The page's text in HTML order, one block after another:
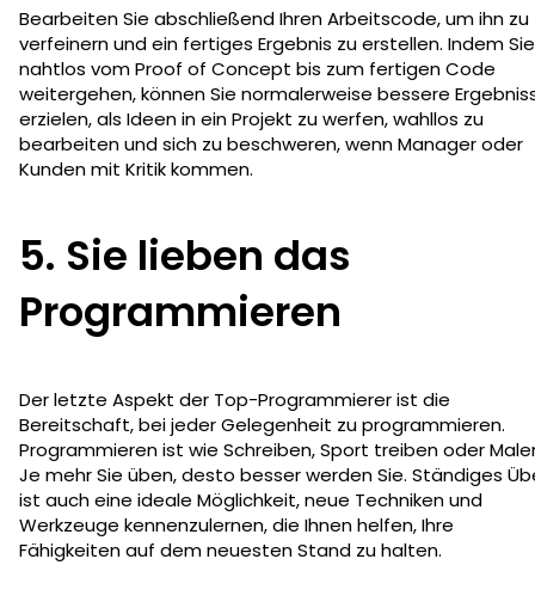
Bearbeiten Sie abschließend Ihren Arbeitscode, um ihn zu
verfeinern und ein fertiges Ergebnis zu erstellen. Indem Sie
nahtlos vom Proof of Concept bis zum fertigen Code
weitergehen, können Sie normalerweise bessere
erzielen, als Ideen in ein Projekt zu werfen, wahllos zu
bearbeiten und sich zu beschweren, wenn Manager oder
Kunden mit Kritik kommen.
5. Sie lieben das
Programmieren
Der letzte Aspekt der Top-Programmierer ist die
Bereitschaft, bei jeder Gelegenheit zu programmieren.
Programmieren ist wie Schreiben, Sport treiben oder
Je mehr Sie üben, desto besser werden Sie. Ständiges
ist auch eine ideale Möglichkeit, neue Techniken und
Werkzeuge kennenzulernen, die Ihnen helfen, Ihre
Fähigkeiten auf dem neuesten Stand zu halten.